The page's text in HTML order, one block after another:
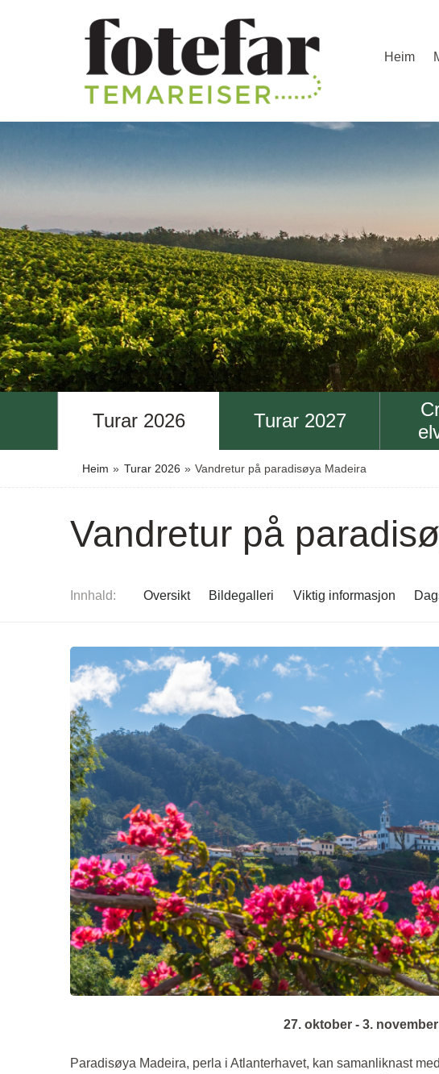
Heim
Turar 2026 Turar 2027
Heim » Turar 2026 » Vandretur på paradisøya Madeira
Vandretur på
Innhald Oversikt Bildegalleri Viktig informasjon
27. oktober - 3.
Paradisøya Madeira, perla i Atlanterhavet, kan samanliknast